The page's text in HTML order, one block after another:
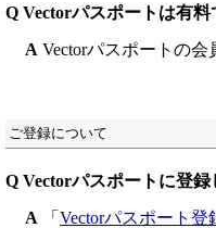
Q Vectorパスポートは有料
A Vectorパスポートの会
ご登録について
Q Vectorパスポートに登録
A 「 Vectorパスポート登